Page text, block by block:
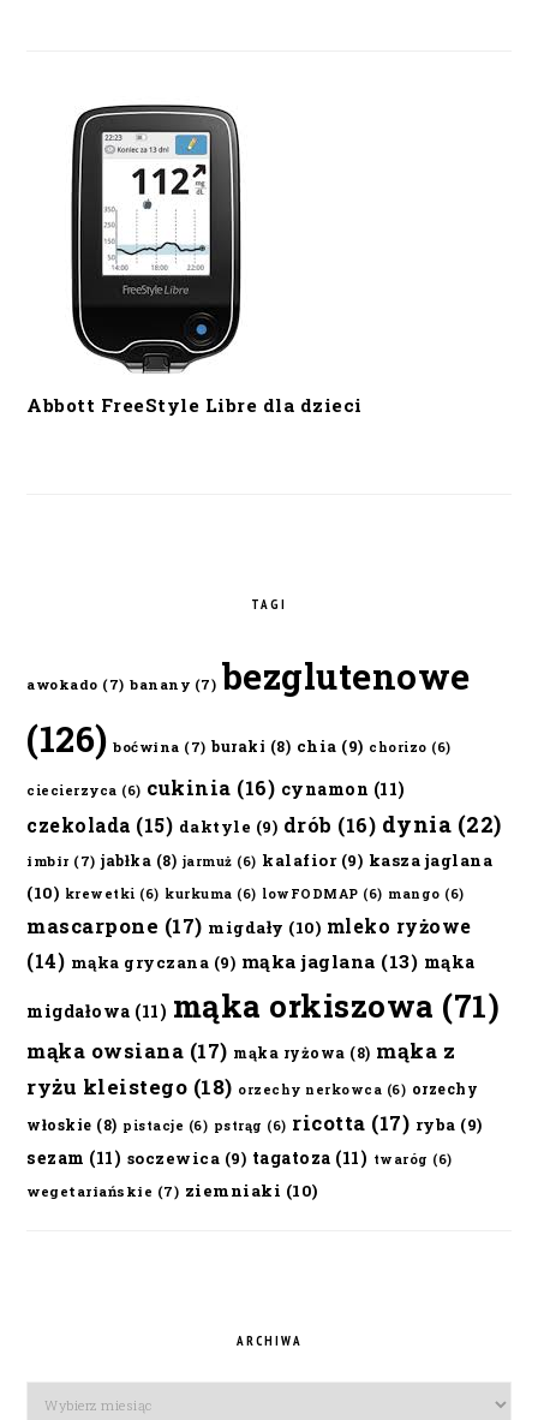
Abbott FreeStyle Libre dla dzieci
TAGI
awokado (7) banany (7) bezglutenowe
(126) boćwina (7) buraki (8) chia (9) chorizo (6)
ciecierzyca (6) cukinia (16) cynamon (11)
czekolada (15) daktyle (9) drób (16) dynia (22)
imbir (7) jabłka (8) jarmuż (6) kalafior(9) kasza jaglana
(10) krewetki (6) kurkuma (6) lowFODMAP (6) mango (6)
mascarpone (17) migdały (10) mleko ryżowe
(14) mąka gryczana (9) mąka jaglana (13) mąka
migdałowa (11) mąka orkiszowa (71)
mąka owsiana (17) mąka ryżowa (8) mąka z
ryżu kleistego (18) orzechy nerkowca (6) orzechy
włoskie (8) pistacje (6) pstrąg (6) ricotta (17) ryba (9)
sezam (11) soczewica (9) tagatoza (11) twaróg (6)
wegetariańskie (7) ziemniaki (10)
ARCHIWA
Archiwa